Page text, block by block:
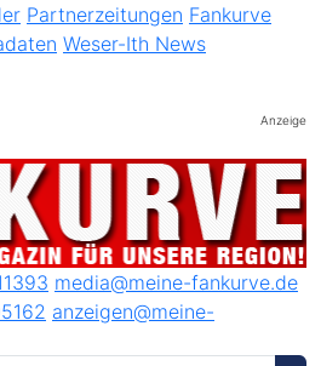
Partnerzeitungen Fankurve
Weser-Ith News
Anzeige
media@meine-fankurve.de
anzeigen@meine-